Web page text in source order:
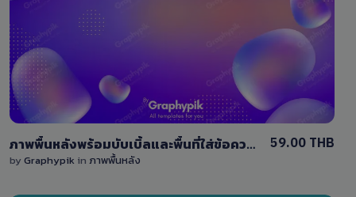
ภาพพื้นหลังพร้อมบับเบิ้ลและพื้นที่ใส่ข้อความ / abstract background
by Graphypik in ภาพพื้นหลัง
59.00 THB